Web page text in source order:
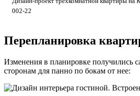
002-22
Перепланировка
Изменения в планировке получились
сторонам для панно по бокам от нее: